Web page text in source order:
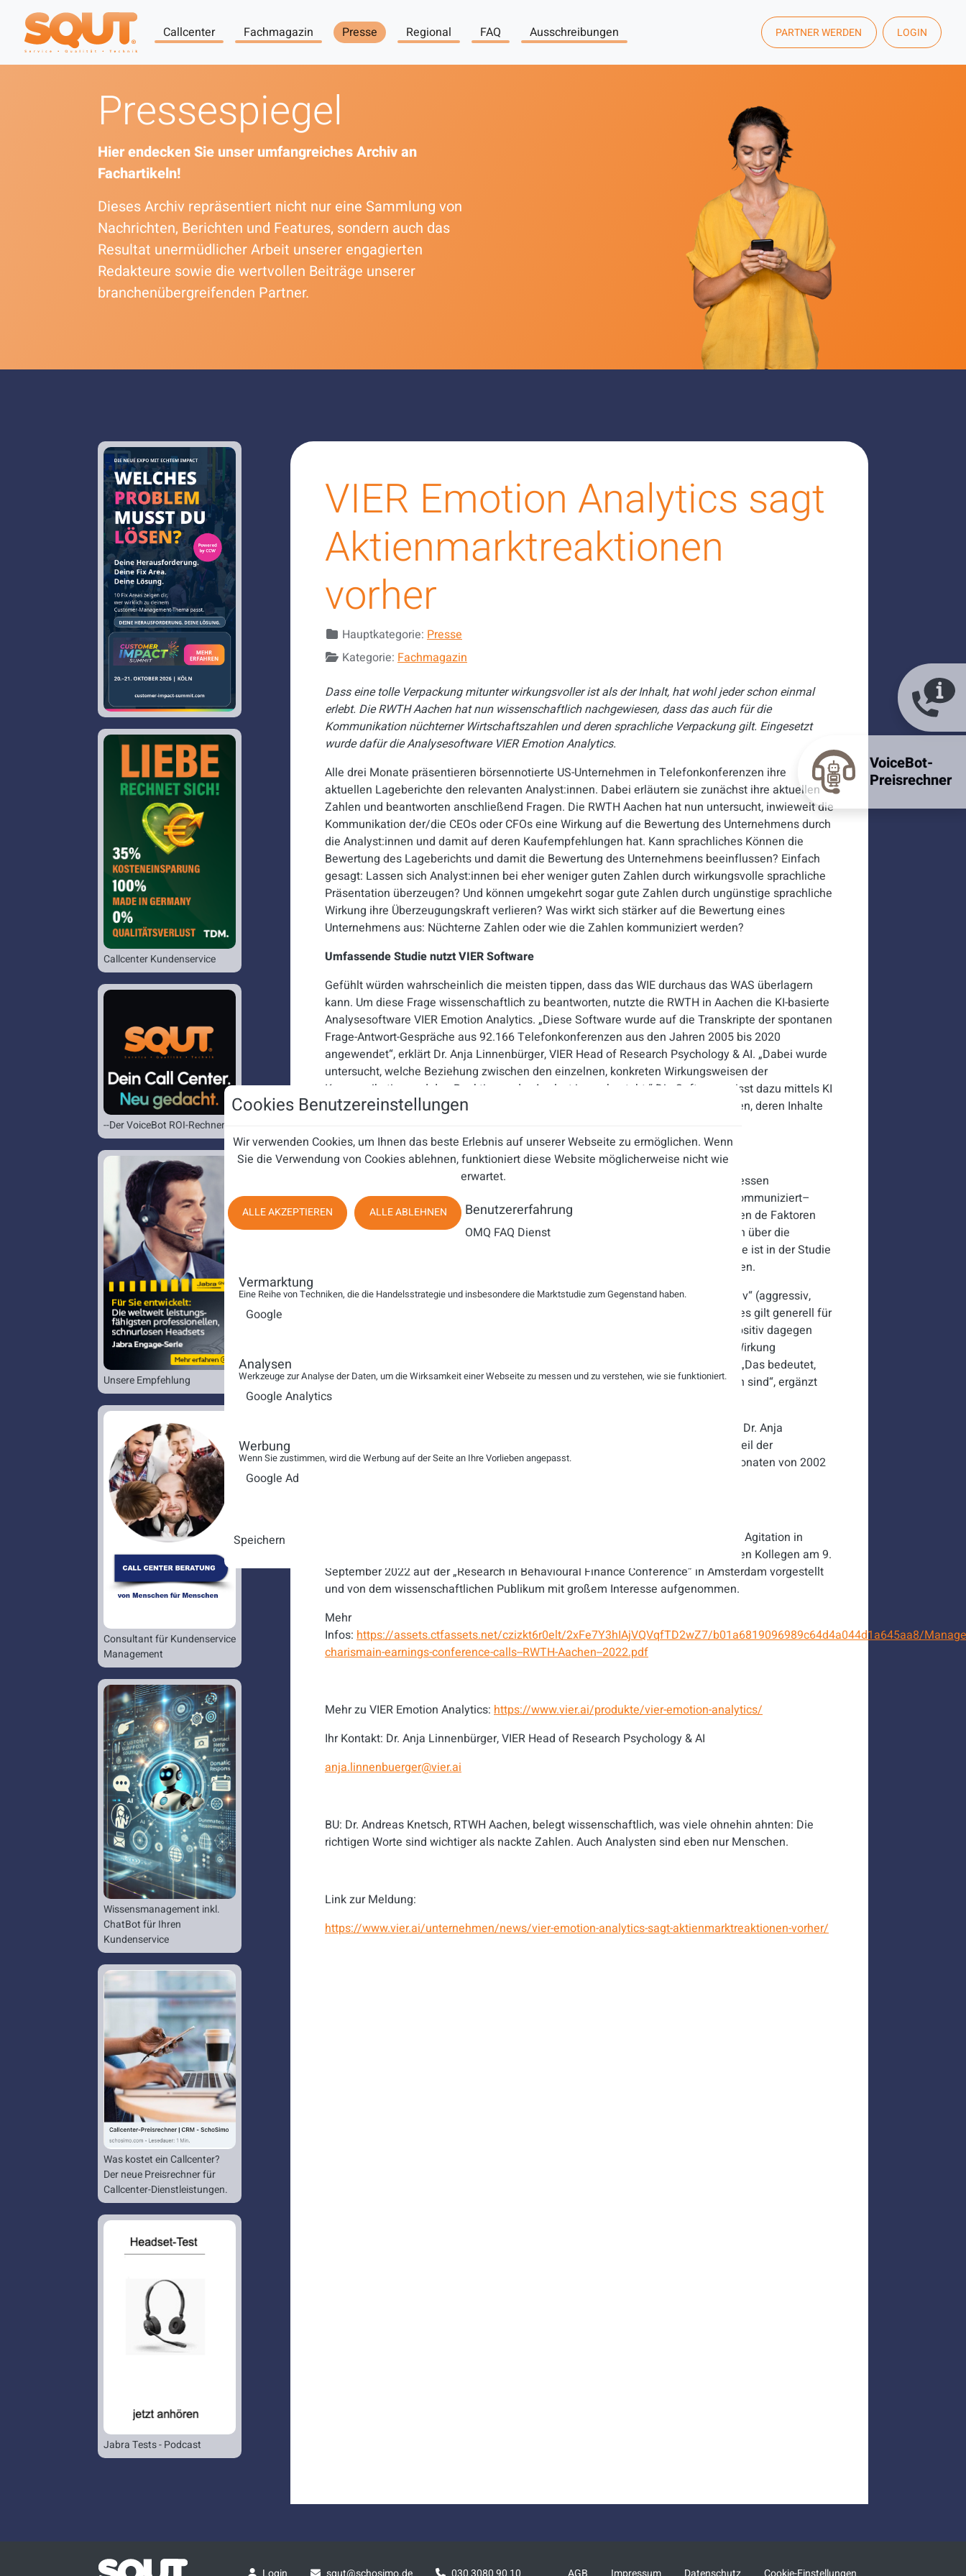
Callcenter Fachmagazin Presse Regional FAQ Ausschreibungen PARTNER WERDEN LOGIN
Pressespiegel
Hier endecken Sie unser umfangreiches Archiv an
Fachartikeln!
Dieses Archiv repräsentiert nicht nur eine Sammlung von
Nachrichten, Berichten und Features, sondern auch das
Resultat unermüdlicher Arbeit unserer engagierten
Redakteure sowie die wertvollen Beiträge unserer
branchenübergreifenden Partner.
VIER Emotion Analytics sagt
Aktienmarktreaktionen
vorher
DetailsHauptkategorie: Presse
Kategorie: Fachmagazin
Dass eine tolle Verpackung mitunter wirkungsvoller ist als der Inhalt, hat wohl jeder schon einmal
erlebt. Die RWTH Aachen hat nun wissenschaftlich nachgewiesen, dass das auch für die
Kommunikation nüchterner Wirtschaftszahlen und deren sprachliche Verpackung gilt. Eingesetzt
wurde dafür die Analysesoftware VIER Emotion Analytics.
Alle drei Monate präsentieren börsennotierte US-Unternehmen in Telefonkonferenzen ihre
aktuellen Lageberichte den relevanten Analyst:innen. Dabei erläutern sie zunächst ihre aktuellen
Zahlen und beantworten anschließend Fragen. Die RWTH Aachen hat nun untersucht, inwieweit die
Kommunikation der/die CEOs oder CFOs eine Wirkung auf die Bewertung des Unternehmens durch
die Analyst:innen und damit auf deren Kaufempfehlungen hat. Kann sprachliches Können die
Bewertung des Lageberichts und damit die Bewertung des Unternehmens beeinflussen? Einfach
gesagt: Lassen sich Analyst:innen bei eher weniger guten Zahlen durch wirkungsvolle sprachliche
Präsentation überzeugen? Und können umgekehrt sogar gute Zahlen durch ungünstige sprachliche
Wirkung ihre Überzeugungskraft verlieren? Was wirkt sich stärker auf die Bewertung eines
Unternehmens aus: Nüchterne Zahlen oder wie die Zahlen kommuniziert werden?
Umfassende Studie nutzt VIER Software
Gefühlt würden wahrscheinlich die meisten tippen, dass das WIE durchaus das WAS überlagern
kann. Um diese Frage wissenschaftlich zu beantworten, nutzte die RWTH in Aachen die KI-basierte
Analysesoftware VIER Emotion Analytics. „Diese Software wurde auf die Transkripte der spontanen
Frage-Antwort-Gespräche aus 92.166 Telefonkonferenzen aus den Jahren 2005 bis 2020
angewendet“, erklärt Dr. Anja Linnenbürger, VIER Head of Research Psychology & AI. „Dabei wurde
untersucht, welche Beziehung zwischen den einzelnen, konkreten Wirkungsweisen der
Kommunikation und den Reaktionen der Analyst:innen besteht.“ Die Software misst dazu mittels KI
die kommunikative Wirkung der Unternehmensvertreter in den Telefonkonferenzen, deren Inhalte
Es geht nicht um das WAS, sondern um das WIE – was zu beweisen war!
Das Ergebnis der Untersuchung ist eindeutig: Investor:innen und Analyst:innen messen
Unternehmen einen höheren Wert bei, wenn deren Management charismatisch kommuniziert–
eine Wirkung, die sich aus mehreren Faktoren der Analyse ergibt. „Dabei beinhalten de Faktoren
einer charismatischen Sprache eher keine wirtschaftlich relevanten Informationen über die
Situation des Unternehmens. Der beobachtete Effekt der charismatischen Sprache ist in der Studie
sogar größer als der der qualitativen Informationen“, fasst Linnenbürger zusammen.
Weitere Ergebnisse anderer Untersuchungen zeigen, dass die Wirkung „kompetetiv“ (aggressiv,
impulsiv, unkontrolliert) einen negativen Effekt auf die Analyst:innen hat. Ähnliches gilt generell für
die Nutzung komplexer, formeller Ausdrücke, die nicht auf den Punkt kommen. Positiv dagegen
reagieren Analyst:innen – wie vermutlich alle anderen Menschen auch - auf die Wirkung
„kooperativ“, eine freundliche, unterstützende und empathische Kommunikation. „Das bedeutet,
dass Analys:innnen nachweislich durchaus für rein rhetorische Mittel empfänglich sind“, ergänzt
der Studienverantwortliche Dr. Andreas Knetsch von der RWTH Aachen.
Diese Tatsache scheinen längst auch die CEOs und CFOs erkannt zu haben, weiß Dr. Anja
Linnenbürger: „VIER Emotion Analytics konnte zusätzlich feststellen, dass der Anteil der
„unternehmerischen“ Kommunikation (positiv, optimistisch, visionär) in den Telefonaten von 2002
Die Studie „It's Not What You Say, But How You Say it – Managerial Charisma and Agitation in
Earnings Conference Calls“ und ihre Ergebnisse wurden von Dr. Knetsch und seinen Kollegen am 9.
September 2022 auf der „Research in Behavioural Finance Conference” in Amsterdam vorgestellt
und von dem wissenschaftlichen Publikum mit großem Interesse aufgenommen.
Mehr
Infos: https://assets.ctfassets.net/czizkt6r0elt/2xFe7Y3hIAjVQVqfTD2wZ7/b01a6819096989c64d4a044d1a645aa8/
charismain-earnings-conference-calls--RWTH-Aachen--2022.pdf
Mehr zu VIER Emotion Analytics: https://www.vier.ai/produkte/vier-emotion-analytics/
Ihr Kontakt: Dr. Anja Linnenbürger, VIER Head of Research Psychology & AI
anja.linnenbuerger@vier.ai
BU: Dr. Andreas Knetsch, RTWH Aachen, belegt wissenschaftlich, was viele ohnehin ahnten: Die
richtigen Worte sind wichtiger als nackte Zahlen. Auch Analysten sind eben nur Menschen.
Link zur Meldung:
https://www.vier.ai/unternehmen/news/vier-emotion-analytics-sagt-aktienmarktreaktionen-vorher/
Callcenter Kundenservice
--Der VoiceBot ROI-Rechner--
Unsere Empfehlung
Consultant für Kundenservice
Management
Wissensmanagement inkl.
ChatBot für Ihren
Kundenservice
Was kostet ein Callcenter?
Der neue Preisrechner für
Callcenter-Dienstleistungen.
Jabra Tests - Podcast
VoiceBot-
Preisrechner
Cookies Benutzereinstellungen
Wir verwenden Cookies, um Ihnen das beste Erlebnis auf unserer Webseite zu ermöglichen. Wenn
Sie die Verwendung von Cookies ablehnen, funktioniert diese Website möglicherweise nicht wie
erwartet.
ALLE AKZEPTIEREN ALLE ABLEHNEN Benutzererfahrung
OMQ FAQ Dienst
Vermarktung
Eine Reihe von Techniken, die die Handelsstrategie und insbesondere die Marktstudie zum Gegenstand haben.
Google
Analysen
Werkzeuge zur Analyse der Daten, um die Wirksamkeit einer Webseite zu messen und zu verstehen, wie sie funktioniert.
Google Analytics
Werbung
Wenn Sie zustimmen, wird die Werbung auf der Seite an Ihre Vorlieben angepasst.
Google Ad
Speichern